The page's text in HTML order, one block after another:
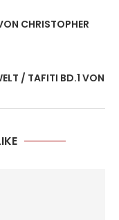
CHRISTOPHER
/ TAFITI BD.1 VON